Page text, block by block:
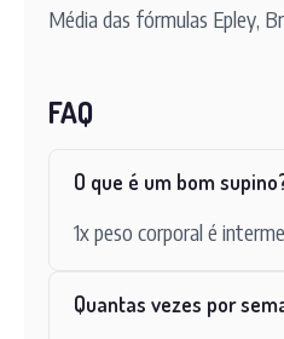
Média das fórmulas Epley,
FAQ
O que é um bom
1x peso corporal é
Quantas vezes por